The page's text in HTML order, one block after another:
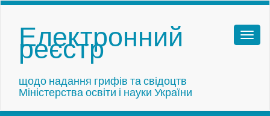
Електронний
реєстр
щодо надання грифів та свідоцтв
Міністерства освіти і науки України